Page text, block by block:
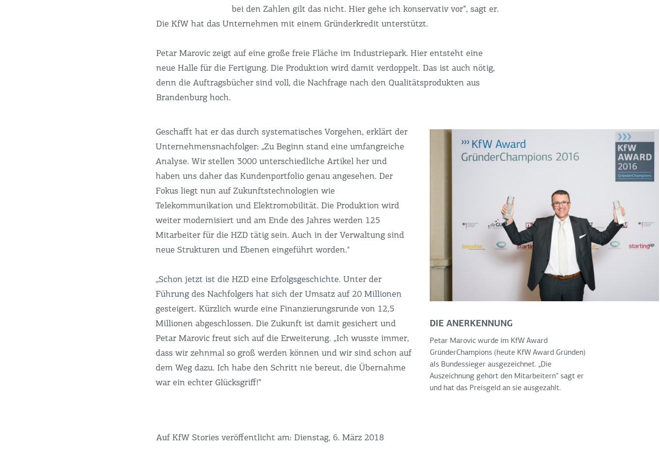
bei den Zahlen gilt das nicht. Hier gehe ich konservativ vor“, sagt er.
Die KfW hat das Unternehmen mit einem Gründerkredit unterstützt.
Petar Marovic zeigt auf eine große freie Fläche im Industriepark. Hier entsteht eine
neue Halle für die Fertigung. Die Produktion wird damit verdoppelt. Das ist auch nötig,
denn die Auftragsbücher sind voll, die Nachfrage nach den Qualitätsprodukten aus
Brandenburg hoch.
DIE ANERKENNUNG
Petar Marovic wurde im KfW Award
GründerChampions (heute KfW Award Gründen)
als Bundessieger ausgezeichnet. „Die
Auszeichnung gehört den Mitarbeitern“ sagt er
und hat das Preisgeld an sie ausgezahlt.
Geschafft hat er das durch systematisches Vorgehen, erklärt der
Unternehmensnachfolger: „Zu Beginn stand eine umfangreiche
Analyse. Wir stellen 3000 unterschiedliche Artikel her und
haben uns daher das Kundenportfolio genau angesehen. Der
Fokus liegt nun auf Zukunftstechnologien wie
Telekommunikation und Elektromobilität. Die Produktion wird
weiter modernisiert und am Ende des Jahres werden 125
Mitarbeiter für die HZD tätig sein. Auch in der Verwaltung sind
neue Strukturen und Ebenen eingeführt worden."
„Schon jetzt ist die HZD eine Erfolgsgeschichte. Unter der
Führung des Nachfolgers hat sich der Umsatz auf 20 Millionen
gesteigert. Kürzlich wurde eine Finanzierungsrunde von 12,5
Millionen abgeschlossen. Die Zukunft ist damit gesichert und
Petar Marovic freut sich auf die Erweiterung. „Ich wusste immer,
dass wir zehnmal so groß werden können und wir sind schon auf
dem Weg dazu. Ich habe den Schritt nie bereut, die Übernahme
war ein echter Glücksgriff!“
Auf KfW Stories veröffentlicht am: Dienstag, 6. März 2018